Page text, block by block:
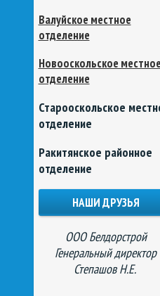
Валуйское местное
отделение
Новооскольское местное
отделение
Старооскольское
отделение
Ракитянское районное
отделение
НАШИ ДРУЗЬЯ
ООО Белдорстрой
Генеральный директор
Степашов Н.Е.